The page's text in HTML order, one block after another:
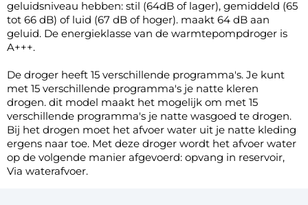
geluidsniveau hebben: stil (64dB of lager), gemiddeld (65
tot 66 dB) of luid (67 dB of hoger). maakt 64 dB aan
geluid. De energieklasse van de warmtepompdroger is
A+++.
De droger heeft 15 verschillende programma's. Je kunt
met 15 verschillende programma's je natte kleren
drogen. dit model maakt het mogelijk om met 15
verschillende programma's je natte wasgoed te drogen.
Bij het drogen moet het afvoer water uit je natte kleding
ergens naar toe. Met deze droger wordt het afvoer water
op de volgende manier afgevoerd: opvang in reservoir,
Via waterafvoer.